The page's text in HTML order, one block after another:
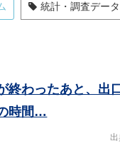
統計・調査データ
終わったあと、出
時間…
出